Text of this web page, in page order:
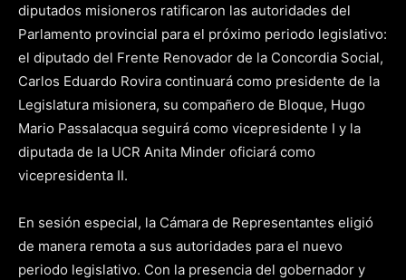
diputados misioneros ratificaron las autoridades del
Parlamento provincial para el próximo periodo legislativo:
el diputado del Frente Renovador de la Concordia Social,
Carlos Eduardo Rovira continuará como presidente de la
Legislatura misionera, su compañero de Bloque, Hugo
Mario Passalacqua seguirá como vicepresidente I y la
diputada de la UCR Anita Minder oficiará como
vicepresidenta II.
En sesión especial, la Cámara de Representantes eligió
de manera remota a sus autoridades para el nuevo
periodo legislativo. Con la presencia del gobernador y